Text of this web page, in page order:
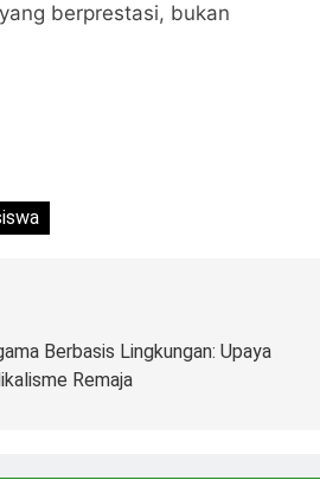
berprestasi, bukan
Berbasis Lingkungan: Upaya
Remaja